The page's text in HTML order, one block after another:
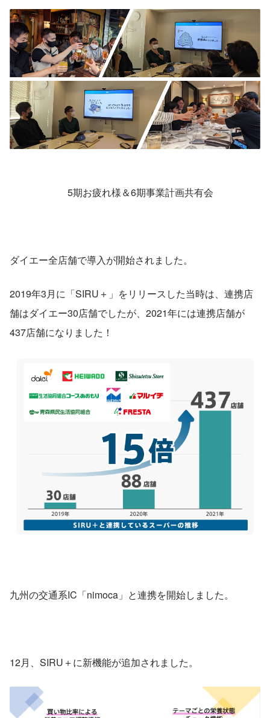
5期お疲れ様＆6期事業計画共有会
ダイエー全店舗で導入が開始されました。
2019年3月に「SIRU＋」をリリースした当時は、連携店
舗はダイエー30店舗でしたが、2021年には連携店舗が
437店舗になりました！
九州の交通系IC「nimoca」と連携を開始しました。
12月、SIRU＋に新機能が追加されました。